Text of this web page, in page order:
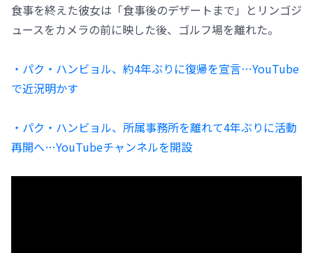
食事を終えた彼女は「食事後のデザートまで」とリンゴジ
ュースをカメラの前に映した後、ゴルフ場を離れた。
・パク・ハンビョル、約4年ぶりに復帰を宣言…YouTube
で近況明かす
・パク・ハンビョル、所属事務所を離れて4年ぶりに活動
再開へ…YouTubeチャンネルを開設